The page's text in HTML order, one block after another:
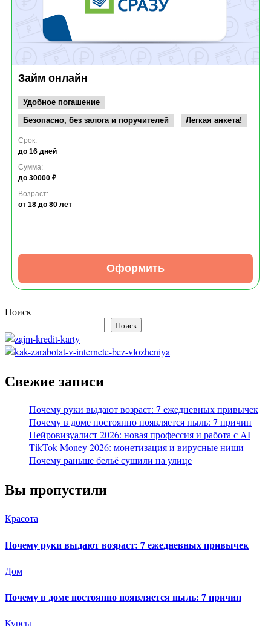
Займ онлайн
Удобное погашение
Безопасно, без залога и поручителей
Легкая анкета!
Срок:
до 16 дней
Сумма:
до 30000 ₽
Возраст:
от 18 до 80 лет
Оформить
Поиск
Поиск
Свежие записи
Почему руки выдают возраст: 7 ежедневных привычек
Почему в доме постоянно появляется пыль: 7 причин
Нейровизуалист 2026: новая профессия и работа с AI
TikTok Money 2026: монетизация и вирусные ниши
Почему раньше бельё сушили на улице
Вы пропустили
Красота
Почему руки выдают возраст: 7 ежедневных привычек
Дом
Почему в доме постоянно появляется пыль: 7 причин
Курсы